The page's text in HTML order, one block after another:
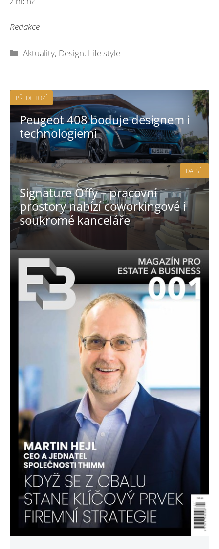
Redakce
Rubriky
Aktuality, Design, Life style
PŘEDCHOZÍ
Peugeot 408 boduje designem i
technologiemi
Signature Offy – pracovní
prostory nabízí coworkingové i
soukromé kanceláře
DALŠÍ